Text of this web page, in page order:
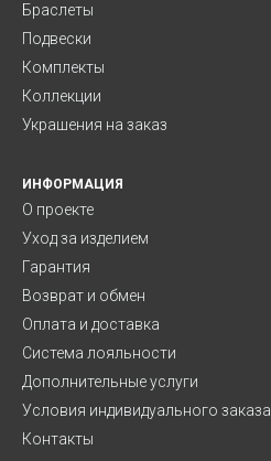
Браслеты
Подвески
Комплекты
Коллекции
Украшения на заказ
ИНФОРМАЦИЯ
О проекте
Уход за изделием
Гарантия
Возврат и обмен
Оплата и доставка
Система лояльности
Дополнительные услуги
Условия индивидуального заказа
Контакты